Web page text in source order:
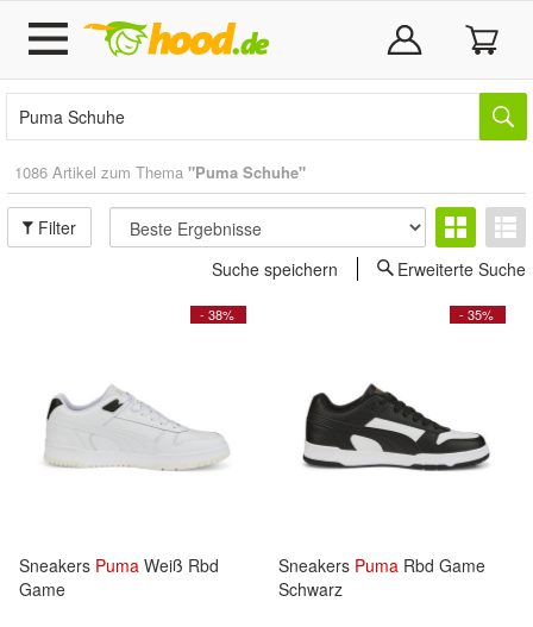
1086 Artikel zum Thema "Puma Schuhe"
Filter
Suche speichern
Erweiterte Suche
- 38%
Sneakers Puma Weiß Rbd
Game
- 35%
Sneakers Puma Rbd Game
Schwarz